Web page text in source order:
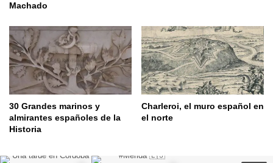
Machado
30 Grandes marinos y
almirantes españoles de la
Historia
Charleroi, el muro español en
el norte